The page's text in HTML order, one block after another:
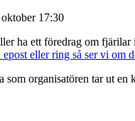
17:30
ha ett föredrag om
epost eller ring så ser vi om
som organisatören tar ut en